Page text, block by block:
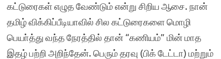
கட்டுரைகள் எழுத வேண்டும் என்று சிறிய ஆசை. நான்
தமிழ் விக்கிப்பீடியாவில் சில கட்டுரைகளை மொழி
பெயா்த்து வந்த நேரத்தில் தான் “கணியம்” மின் மாத
இதழ் பற்றி அறிந்தேன். பெரும் தரவு (பிக் டேட்டா) மற்றும்